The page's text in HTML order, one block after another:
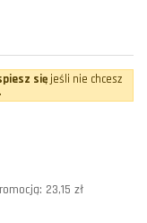
sięjeśli nie chcesz
23,15 zł